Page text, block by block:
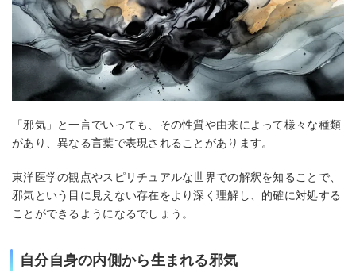
「邪気」と一言でいっても、その性質や由来によって様々な種類
があり、異なる言葉で表現されることがあります。
東洋医学の観点やスピリチュアルな世界での解釈を知ることで、
邪気という目に見えない存在をより深く理解し、的確に対処する
ことができるようになるでしょう。
自分自身の内側から生まれる邪気